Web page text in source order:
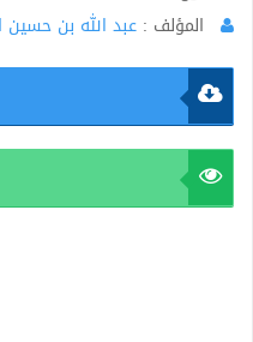
المؤلف : عبد الله بن حسين